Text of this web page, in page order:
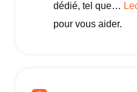
dédié, tel que…
pour vous aider.